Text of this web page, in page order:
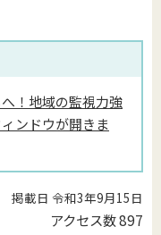
！地域の監視力強
ンドウが開きま
掲載日 令和3年9月15日
アクセス数897